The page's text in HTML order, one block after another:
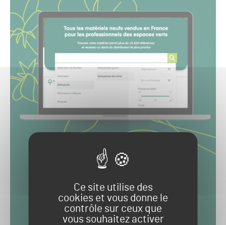
Ce site utilise des
cookies et vous donne le
contrôle sur ceux que
vous souhaitez activer